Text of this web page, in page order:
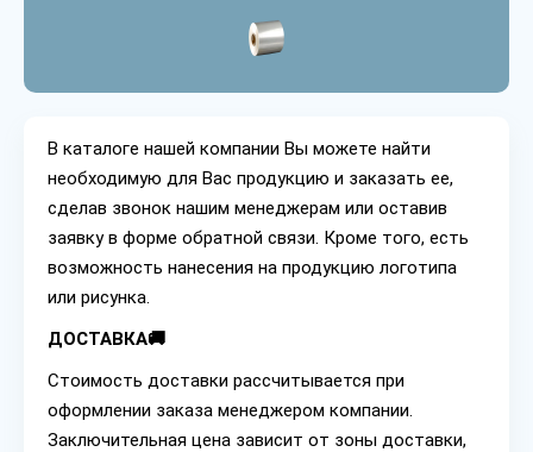
В каталоге нашей компании Вы можете найти
необходимую для Вас продукцию и заказать ее,
сделав звонок нашим менеджерам или оставив
заявку в форме обратной связи. Кроме того, есть
возможность нанесения на продукцию логотипа
или рисунка.
ДОСТАВКА🚚
Стоимость доставки рассчитывается при
оформлении заказа менеджером компании.
Заключительная цена зависит от зоны доставки,